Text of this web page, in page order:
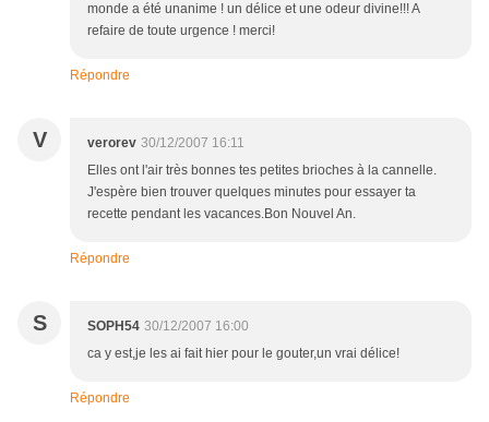
monde a été unanime ! un délice et une odeur divine!!! A
refaire de toute urgence ! merci!
Répondre
V verorev 30/12/2007 16:11
Elles ont l'air très bonnes tes petites brioches à la cannelle.
J'espère bien trouver quelques minutes pour essayer ta
recette pendant les vacances.Bon Nouvel An.
Répondre
S SOPH54 30/12/2007 16:00
ca y est,je les ai fait hier pour le gouter,un vrai délice!
Répondre